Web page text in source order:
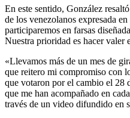
En este sentido, González
de los venezolanos expresada
participaremos en farsas
Nuestra prioridad es hacer valer
«Llevamos más de un mes de
que reitero mi compromiso con
que votaron por el cambio el 28
que me han acompañado en
través de un video difundido en